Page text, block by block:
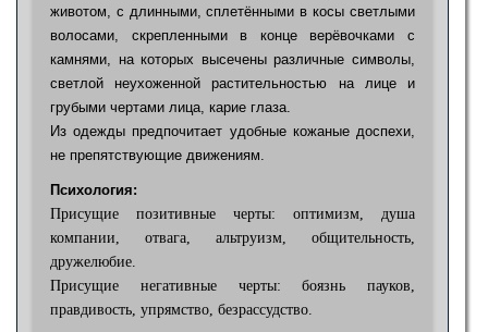
животом, с длинными, сплетёнными в косы светлыми
волосами, скрепленными в конце верёвочками с
камнями, на которых высечены различные символы,
светлой неухоженной растительностью на лице и
грубыми чертами лица, карие глаза.
Из одежды предпочитает удобные кожаные доспехи,
не препятствующие движениям.
Психология:
Присущие позитивные черты: оптимизм, душа
компании, отвага, альтруизм, общительность,
дружелюбие.
Присущие негативные черты: боязнь пауков,
правдивость, упрямство, безрассудство.